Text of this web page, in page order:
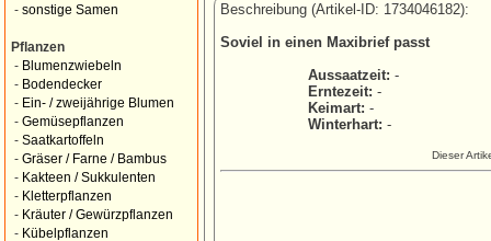
- sonstige Samen
Pflanzen
- Blumenzwiebeln
- Bodendecker
- Ein- / zweijährige Blumen
- Gemüsepflanzen
- Saatkartoffeln
- Gräser / Farne / Bambus
- Kakteen / Sukkulenten
- Kletterpflanzen
- Kräuter / Gewürzpflanzen
- Kübelpflanzen
Beschreibung (Artikel-ID: 1734046182):
Soviel in einen Maxibrief passt
Aussaatzeit: -
Erntezeit: -
Keimart: -
Winterhart: -
Dieser